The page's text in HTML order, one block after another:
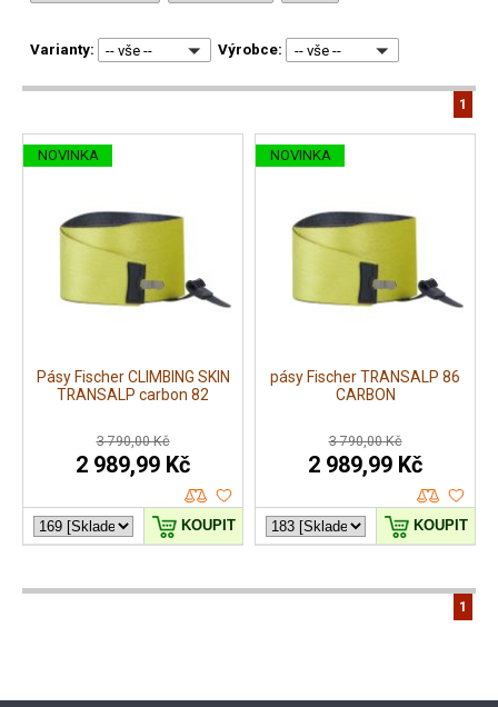
Varianty: -- vše -- Výrobce: -- vše --
1
NOVINKA
Pásy Fischer CLIMBING SKIN
TRANSALP carbon 82
3 790,00 Kč
2 989,99 Kč
KOUPIT
NOVINKA
pásy Fischer TRANSALP 86
CARBON
3 790,00 Kč
2 989,99 Kč
KOUPIT
1